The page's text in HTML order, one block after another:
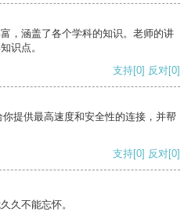
，涵盖了各个学科的知识。老师的讲
识点。
支持[0] 反对[0]
提供最高速度和安全性的连接，并帮
支持[0] 反对[0]
久不能忘怀。